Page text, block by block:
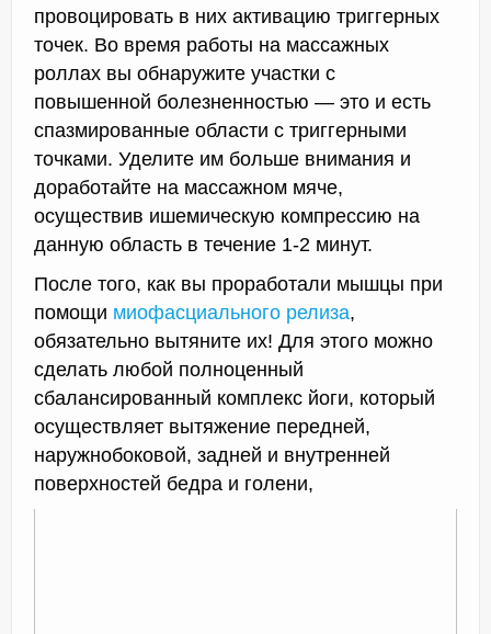
провоцировать в них активацию триггерных
точек. Во время работы на массажных
роллах вы обнаружите участки с
повышенной болезненностью — это и есть
спазмированные области с триггерными
точками. Уделите им больше внимания и
доработайте на массажном мяче,
осуществив ишемическую компрессию на
данную область в течение 1-2 минут.
После того, как вы проработали мышцы при
помощи миофасциального релиза,
обязательно вытяните их! Для этого можно
сделать любой полноценный
сбалансированный комплекс йоги, который
осуществляет вытяжение передней,
наружнобоковой, задней и внутренней
поверхностей бедра и голени,